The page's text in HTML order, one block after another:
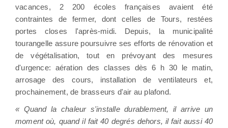
vacances, 2 200 écoles françaises avaient été
contraintes de fermer, dont celles de Tours, restées
portes closes l'après-midi. Depuis, la municipalité
tourangelle assure poursuivre ses efforts de rénovation et
de végétalisation, tout en prévoyant des mesures
d'urgence: aération des classes dès 6 h 30 le matin,
arrosage des cours, installation de ventilateurs et,
prochainement, de brasseurs d'air au plafond.
« Quand la chaleur s'installe durablement, il arrive un
moment où, quand il fait 40 degrés dehors, il fait aussi 40